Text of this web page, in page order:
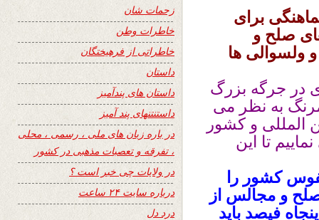
براى
صلح و
ولسوالى ها
در جرگه بزرگ
به نظر می
المللی و کشور
تا این
کشور را
و مجالس از
فیصد باید
زحمات شان
خاطرات وطن
خاطراتی از فرهیختگان
داستان
داستان های پندآمیز
داستنتنهای پند آمیز
در باره زبان های ملی ، رسمی ، محلی
، تفرقه و تعصبات مذهبی در کشور
در ولایات چی خبر است ؟
درباره سایت ۲۴ ساعت
درد دل